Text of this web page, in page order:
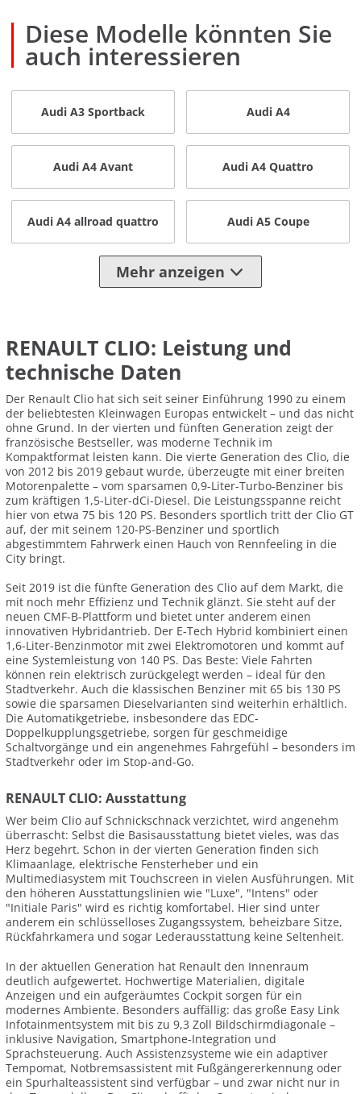
Diese Modelle könnten Sie
auch interessieren
Audi A3 Sportback Audi A4
Audi A4 Avant Audi A4 Quattro
Audi A4 allroad quattro Audi A5 Coupe
Mehr anzeigen
RENAULT CLIO: Leistung und
technische Daten
Der Renault Clio hat sich seit seiner Einführung 1990 zu einem
der beliebtesten Kleinwagen Europas entwickelt – und das nicht
ohne Grund. In der vierten und fünften Generation zeigt der
französische Bestseller, was moderne Technik im
Kompaktformat leisten kann. Die vierte Generation des Clio, die
von 2012 bis 2019 gebaut wurde, überzeugte mit einer breiten
Motorenpalette – vom sparsamen 0,9-Liter-Turbo-Benziner bis
zum kräftigen 1,5-Liter-dCi-Diesel. Die Leistungsspanne reicht
hier von etwa 75 bis 120 PS. Besonders sportlich tritt der Clio GT
auf, der mit seinem 120-PS-Benziner und sportlich
abgestimmtem Fahrwerk einen Hauch von Rennfeeling in die
City bringt.
Seit 2019 ist die fünfte Generation des Clio auf dem Markt, die
mit noch mehr Effizienz und Technik glänzt. Sie steht auf der
neuen CMF-B-Plattform und bietet unter anderem einen
innovativen Hybridantrieb. Der E-Tech Hybrid kombiniert einen
1,6-Liter-Benzinmotor mit zwei Elektromotoren und kommt auf
eine Systemleistung von 140 PS. Das Beste: Viele Fahrten
können rein elektrisch zurückgelegt werden – ideal für den
Stadtverkehr. Auch die klassischen Benziner mit 65 bis 130 PS
sowie die sparsamen Dieselvarianten sind weiterhin erhältlich.
Die Automatikgetriebe, insbesondere das EDC-
Doppelkupplungsgetriebe, sorgen für geschmeidige
Schaltvorgänge und ein angenehmes Fahrgefühl – besonders im
Stadtverkehr oder im Stop-and-Go.
RENAULT CLIO: Ausstattung
Wer beim Clio auf Schnickschnack verzichtet, wird angenehm
überrascht: Selbst die Basisausstattung bietet vieles, was das
Herz begehrt. Schon in der vierten Generation finden sich
Klimaanlage, elektrische Fensterheber und ein
Multimediasystem mit Touchscreen in vielen Ausführungen. Mit
den höheren Ausstattungslinien wie "Luxe", "Intens" oder
"Initiale Paris" wird es richtig komfortabel. Hier sind unter
anderem ein schlüsselloses Zugangssystem, beheizbare Sitze,
Rückfahrkamera und sogar Lederausstattung keine Seltenheit.
In der aktuellen Generation hat Renault den Innenraum
deutlich aufgewertet. Hochwertige Materialien, digitale
Anzeigen und ein aufgeräumtes Cockpit sorgen für ein
modernes Ambiente. Besonders auffällig: das große Easy Link
Infotainmentsystem mit bis zu 9,3 Zoll Bildschirmdiagonale –
inklusive Navigation, Smartphone-Integration und
Sprachsteuerung. Auch Assistenzsysteme wie ein adaptiver
Tempomat, Notbremsassistent mit Fußgängererkennung oder
ein Spurhalteassistent sind verfügbar – und zwar nicht nur in